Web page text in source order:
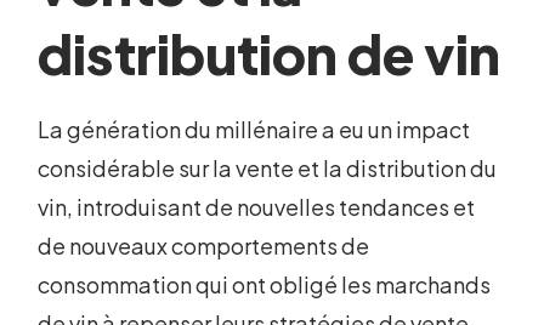
distribution de vin
La génération du millénaire a eu un impact
considérable sur la vente et la distribution du
vin, introduisant de nouvelles tendances et
de nouveaux comportements de
consommation qui ont obligé les marchands